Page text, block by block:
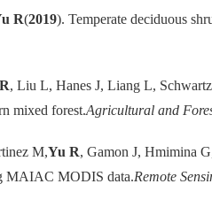
R(2019). Temperate deciduous
, Liu L, Hanes J, Liang L,
mixed forest.Agricultural and
M,Yu R, Gamon J, Hmimina
MAIAC MODIS data.Remote